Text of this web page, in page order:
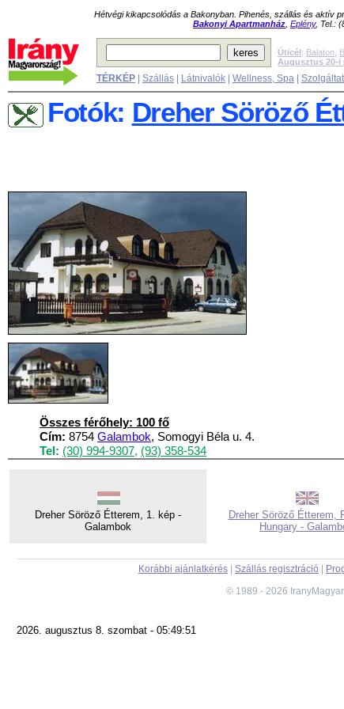
Hétvégi kikapcsolódás a Bakonyban. Pihenés, szállás és aktív
Bakonyi Apartmanház Eplény, Tel.:
Úticél: Balaton
Augusztus 20-i
TÉRKÉP Szállás Látnivalók Wellness, Spa
Fotók: Dreher Söröző
Összes férőhely: 100 fő
Cím: 8754 Galambok, Somogyi Béla u. 4.
Tel: (30) 994-9307, (93) 358-534
Dreher Söröző Étterem, 1. kép -
Galambok
Dreher Söröző Étterem,
Hungary -
Korábbi ajánlatkérés Szállás regisztráció
© 1989 - 2026
2026. augusztus 8. szombat - 05:49:51